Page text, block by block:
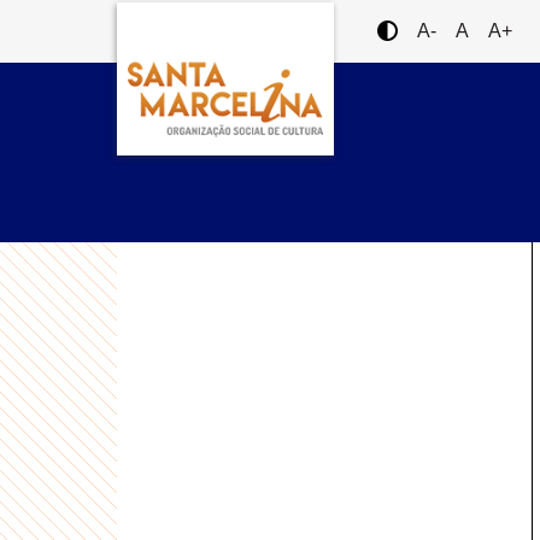
A- A A+